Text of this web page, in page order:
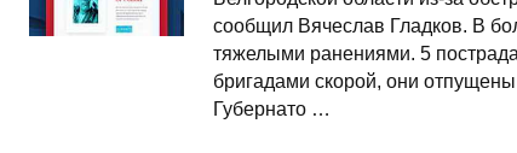
сообщил Вячеслав Гладков. В
тяжелыми ранениями. 5
бригадами скорой, они
Губернато …